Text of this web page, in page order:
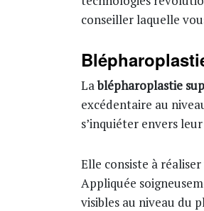
conseiller laquelle
Lablépharoplastie
excédentaire au
s’inquiéter envers
Elle consiste à
Appliquée
visibles au niveau du